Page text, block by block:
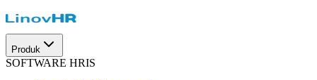
Produk
SOFTWARE HRIS